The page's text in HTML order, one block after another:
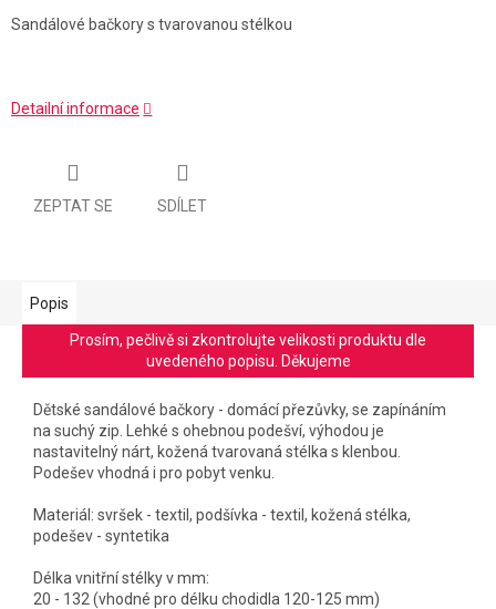
Sandálové bačkory s tvarovanou stélkou
Detailní informace
ZEPTAT SE SDÍLET
Popis
Prosím, pečlivě si zkontrolujte velikosti produktu dle
uvedeného popisu. Děkujeme
Dětské sandálové bačkory - domácí přezůvky, se zapínáním
na suchý zip. Lehké s ohebnou podešví, výhodou je
nastavitelný nárt, kožená tvarovaná stélka s klenbou.
Podešev vhodná i pro pobyt venku.
Materiál: svršek - textil, podšívka - textil, kožená stélka,
podešev - syntetika
Délka vnitřní stélky v mm:
20 - 132 (vhodné pro délku chodidla 120-125 mm)